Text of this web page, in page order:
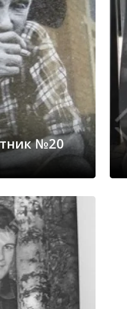
№20